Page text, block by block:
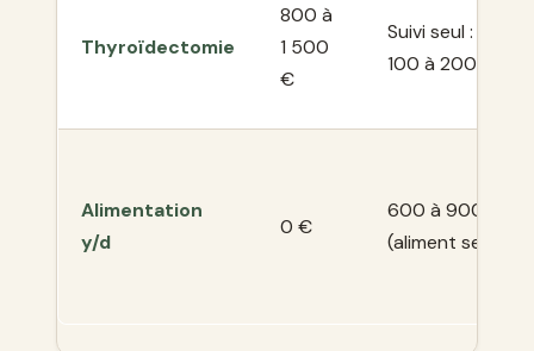
Thyroïdectomie
800 à
1 500
€
Suivi seul :
100 à 200 €
Alimentation
y/d
0 €
600 à 900 €
(aliment seul)